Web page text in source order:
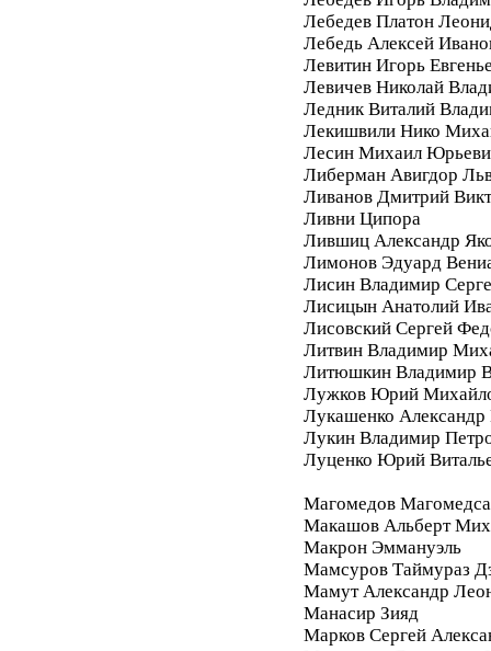
Лебедев Платон
Лебедь Алексей
Левитин Игорь
Левичев Николай
Ледник Виталий
Лекишвили Нико
Лесин Михаил
Либерман Авигдор
Ливанов Дмитрий
Ливни Ципора
Лившиц Александр
Лимонов Эдуард
Лисин Владимир
Лисицын Анатолий
Лисовский Сергей
Литвин Владимир
Литюшкин Владимир
Лужков Юрий
Лукашенко Александр
Лукин Владимир
Луценко Юрий
Магомедов
Макашов Альберт
Макрон Эммануэль
Мамсуров Таймураз
Мамут Александр
Манасир Зияд
Марков Сергей